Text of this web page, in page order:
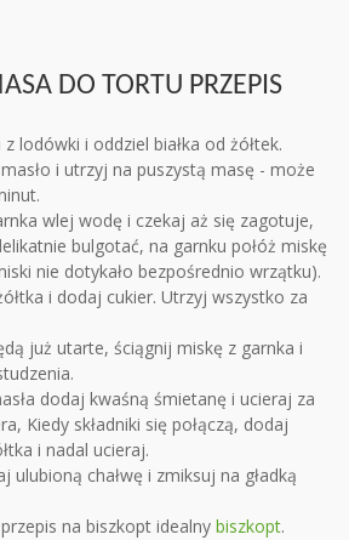
DO TORTU PRZEPIS
lodówki i oddziel białka od żółtek.
i utrzyj na puszystą masę - może
wlej wodę i czekaj aż się zagotuje,
bulgotać, na garnku połóż miskę
nie dotykało bezpośrednio wrzątku).
i dodaj cukier. Utrzyj wszystko za
już utarte, ściągnij miskę z garnka i
dodaj kwaśną śmietanę i ucieraj za
Kiedy składniki się połączą, dodaj
i nadal ucieraj.
ulubioną chałwę i zmiksuj na gładką
na biszkopt idealny biszkopt.